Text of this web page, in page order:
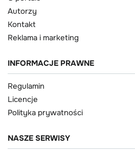
Autorzy
Kontakt
Reklama i marketing
INFORMACJE PRAWNE
Regulamin
Licencje
Polityka prywatności
NASZE SERWISY